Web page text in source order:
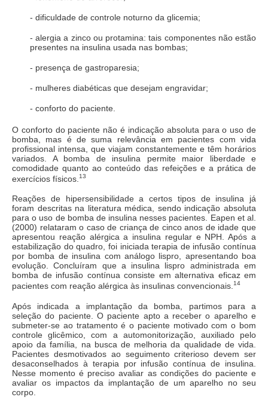
- dificuldade de controle noturno da glicemia;
- alergia a zinco ou protamina: tais componentes não estão
presentes na insulina usada nas bombas;
- presença de gastroparesia;
- mulheres diabéticas que desejam engravidar;
- conforto do paciente.
O conforto do paciente não é indicação absoluta para o uso de
bomba, mas é de suma relevância em pacientes com vida
profissional intensa, que viajam constantemente e têm horários
variados. A bomba de insulina permite maior liberdade e
comodidade quanto ao conteúdo das refeições e a prática de
exercícios físicos. 13
Reações de hipersensibilidade a certos tipos de insulina já
foram descritas na literatura médica, sendo indicação absoluta
para o uso de bomba de insulina nesses pacientes. Eapen et al.
(2000) relataram o caso de criança de cinco anos de idade que
apresentou reação alérgica a insulina regular e NPH. Após a
estabilização do quadro, foi iniciada terapia de infusão contínua
por bomba de insulina com análogo lispro, apresentando boa
evolução. Concluíram que a insulina lispro administrada em
bomba de infusão contínua consiste em alternativa eficaz em
pacientes com reação alérgica às insulinas convencionais. 14
Após indicada a implantação da bomba, partimos para a
seleção do paciente. O paciente apto a receber o aparelho e
submeter-se ao tratamento é o paciente motivado com o bom
controle glicêmico, com a automonitorização, auxiliado pelo
apoio da família, na busca de melhoria da qualidade de vida.
Pacientes desmotivados ao seguimento criterioso devem ser
desaconselhados à terapia por infusão contínua de insulina.
Nesse momento é preciso avaliar as condições do paciente e
avaliar os impactos da implantação de um aparelho no seu
corpo.